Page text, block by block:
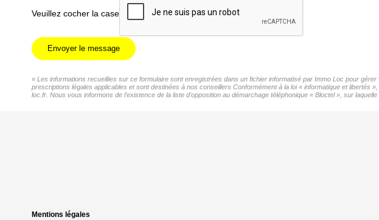
Veuillez cocher la case
Envoyer le message
« Les informations recueillies sur ce formulaire sont enregistrées dans un fichier informatisé par Immo Loc pour
prescriptions légales applicables et sont destinées à nos conseillers Conformément à la loi « informatique et
loc.fr. Nous vous informons de l'existence de la liste d'opposition au démarchage téléphonique « Bloctel », sur
Mentions légales